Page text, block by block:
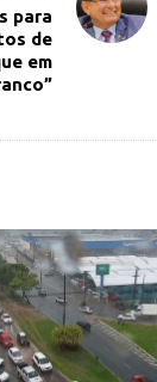
para
de
em